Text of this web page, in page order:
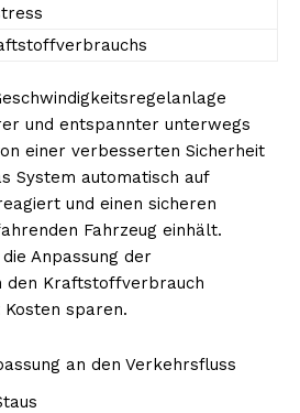
und entspannter unterwegs
einer verbesserten Sicherheit
System automatisch auf
und einen sicheren
Fahrzeug einhält.
Anpassung der
den Kraftstoffverbrauch
sparen.
an den Verkehrsfluss